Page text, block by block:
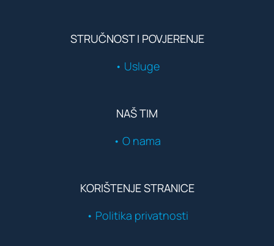
STRUČNOST I POVJERENJE
• Usluge
NAŠ TIM
• O nama
KORIŠTENJE STRANICE
• Politika privatnosti